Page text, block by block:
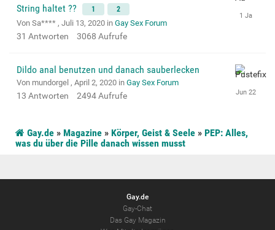
String haltet ??
1 2
Von Sa**** , Juli 13, 2020 in Gay Sex Forum
31 Antworten 3068 Aufrufe
Dildo anal benutzen und danach sauberlecken
Von mundorgel , April 2, 2020 in Gay Sex Forum
13 Antworten 2494Aufrufe
Gay.de » Magazine » Körper, Geist & Seele » PEP: Alles,
was du über die Pille danach wissen musst
Gay.de
Gay-Chat
Das Gay Magazin